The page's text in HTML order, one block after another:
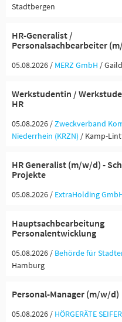
Stadtbergen
HR-Generalist /
Personalsachbearbeiter
05.08.2026 / MERZ GmbH /
Werkstudentin /
HR
05.08.2026 /Zweckverband
Niederrhein (KRZN) / Kamp-
HR Generalist (m/w/d) -
Projekte
05.08.2026 / ExtraHolding
Hauptsachbearbeitung
Personalentwicklung
05.08.2026 / Behörde für
Hamburg
Personal-Manager (m/w/d)
05.08.2026 / HÖRGERÄTE